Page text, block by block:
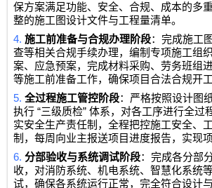
保方案满足功能、安全、合规、成本的多
整的施工图设计文件与工程量清单。
4.施工前准备与合规办理阶段：完成施工
查等相关合规手续办理，编制专项施工组
案、应急预案，完成材料采购、劳务班组
等施工前准备工作，确保项目合法合规开工
5.全过程施工管控阶段：严格按照设计图
执行 “三级质检”体系，对各工序进行全过
实安全生产责任制，全程把控施工安全、
制，每周向业主报送项目进度报告，实现
6.分部验收与系统调试阶段：完成各分部
收，对消防系统、机电系统、智慧化系统
试，确保各系统运行正常，完全符合设计